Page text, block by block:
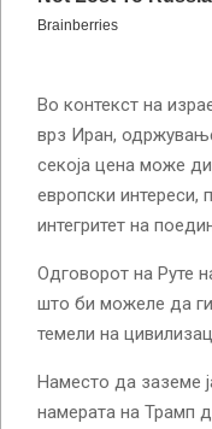
Во контекст на
врз Иран,
секоја цена може
европски интереси,
интегритет на
Одговорот на Руте
што би можеле да
темели на
Наместо да заземе
намерата на Трамп